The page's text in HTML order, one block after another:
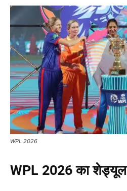
WPL 2026
WPL 2026का शेड्यूल